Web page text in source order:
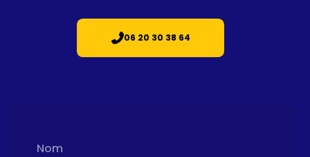
Nom
06 20 30 38 64